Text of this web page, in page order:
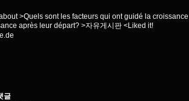
>Quels sont les facteurs qui ont guidé la croissance
après leur départ? >자유게시판 <Liked it!
글